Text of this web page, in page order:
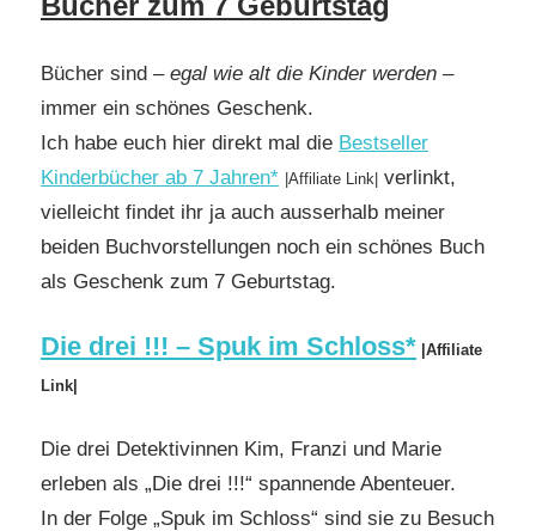
Bücher sind – egal wie alt die Kinder werden –
immer ein schönes Geschenk.
Ich habe euch hier direkt mal die Bestseller
Kinderbücher ab 7 Jahren* |Affiliate Link| verlinkt,
vielleicht findet ihr ja auch ausserhalb meiner
beiden Buchvorstellungen noch ein schönes Buch
als Geschenk zum 7 Geburtstag.
Die drei !!! – Spuk im Schloss* |Affiliate
Link|
Die drei Detektivinnen Kim, Franzi und Marie
erleben als „Die drei !!!“ spannende Abenteuer.
In der Folge „Spuk im Schloss“ sind sie zu Besuch